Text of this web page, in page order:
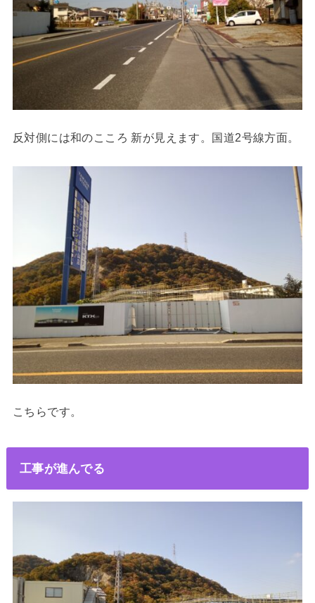
反対側には和のこころ 新が見えます。国道2号線方面。
こちらです。
工事が進んでる